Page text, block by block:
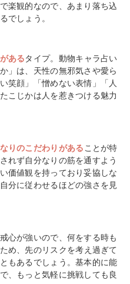
楽観的なので、あまり落ち込
でしょう。
あるタイプ。動物キャラ占い
」は、天性の無邪気さや愛ら
笑顔」「憎めない表情」「人
こじかは人を惹きつける魅力
りのこだわりがある ことが特
れず自分なりの筋を通すよう
価値観を持っており妥協しな
分に従わせるほどの強さを見
心が強いので、何をする時も
め、先のリスクを考え過ぎて
もあるでしょう。基本的に能
、もっと気軽に挑戦しても良